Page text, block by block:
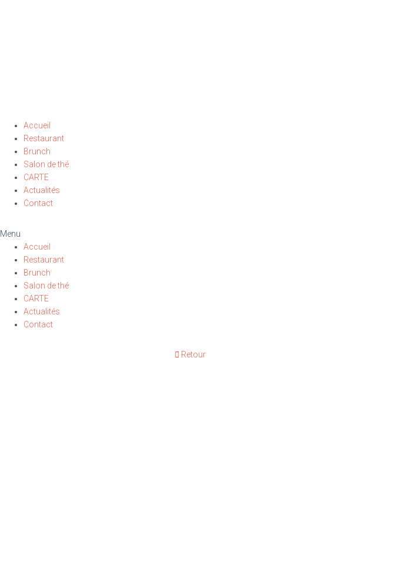
Accueil
Restaurant
Brunch
Salon de thé
CARTE
Actualités
Contact
Menu
Accueil
Restaurant
Brunch
Salon de thé
CARTE
Actualités
Contact
Retour